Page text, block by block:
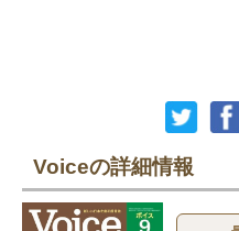
Voiceの詳細情報